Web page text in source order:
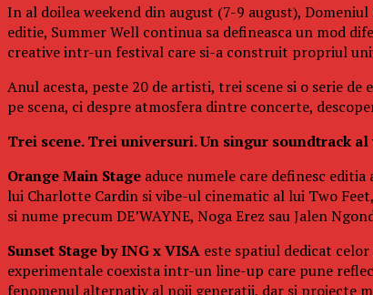
In al doilea weekend din august (7-9 august),
editie, Summer Well continua sa defineasca un mod
creative intr-un festival care si-a construit propriul
Anul acesta, peste 20 de artisti, trei scene si o serie
pe scena, ci despre atmosfera dintre concerte,
Trei scene. Trei universuri. Un singur soundtrack
Orange Main Stage aduce numele care definesc
lui Charlotte Cardin si vibe-ul cinematic al lui Two
si nume precum DE’WAYNE, Noga Erez sau Jalen
Sunset Stage by ING x VISA este spatiul dedicat
experimentale coexista intr-un line-up care pune
fenomenul alternativ al noii generatii, dar si proiecte